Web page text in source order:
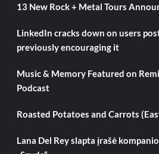
13 New Rock + Metal Tours
LinkedIn cracks down on users
previously encouraging it
Music & Memory Featured on
Podcast
Roasted Potatoes and Carrots
Lana Del Rey slapta įrašė